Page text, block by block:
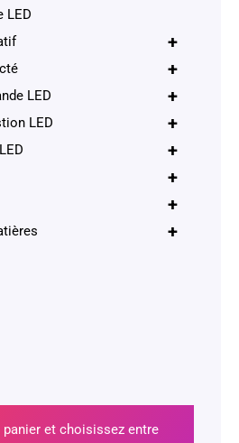
LED
+
+
+
LED
+
LED
+
+
+
+
et choisissez entre